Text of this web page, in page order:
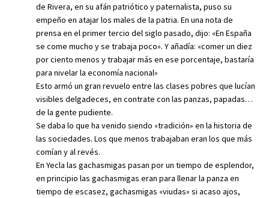
de Rivera, en su afán patriótico y paternalista, puso su
empeño en atajar los males de la patria. En una nota de
prensa en el primer tercio del siglo pasado, dijo: «En España
se come mucho y se trabaja poco». Y añadía: «comer un diez
por ciento menos y trabajar más en ese porcentaje, bastaría
para nivelar la economía nacional»
Esto armó un gran revuelo entre las clases pobres que lucían
visibles delgadeces, en contrate con las panzas, papadas…
de la gente pudiente.
Se daba lo que ha venido siendo «tradición» en la historia de
las sociedades. Los que menos trabajaban eran los que más
comían y al revés.
En Yecla las gachasmigas pasan por un tiempo de esplendor,
en principio las gachasmigas eran para llenar la panza en
tiempo de escasez, gachasmigas «viudas» si acaso ajos,